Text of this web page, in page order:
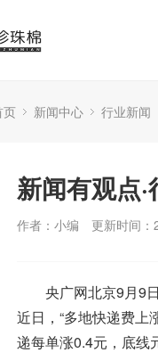
页 新闻中心 行业新闻
新闻有观点
作者：小编 更新时间
央广网北京9月9日
近日，“多地快递费上
递每单涨0.4元，底线